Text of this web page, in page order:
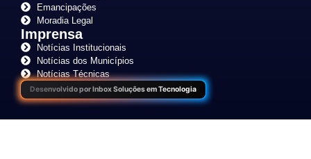
Emancipações
Moradia Legal
Imprensa
Notícias Institucionais
Notícias dos Municípios
Notícias Técnicas
Desenvolvido por Inbox Soluções em Tecnologia